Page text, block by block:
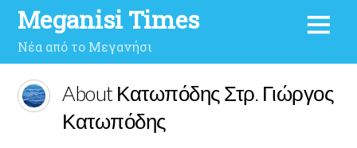
Meganisi Times
Νέα από το Μεγανήσι
About Κατωπόδης Στρ. Γιώργος
Κατωπόδης